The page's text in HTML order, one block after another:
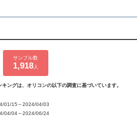
サンプル数
1,918人
ングは、オリコンの以下の調査に基づいています。
01/15～2024/04/03
04/04～2024/06/24